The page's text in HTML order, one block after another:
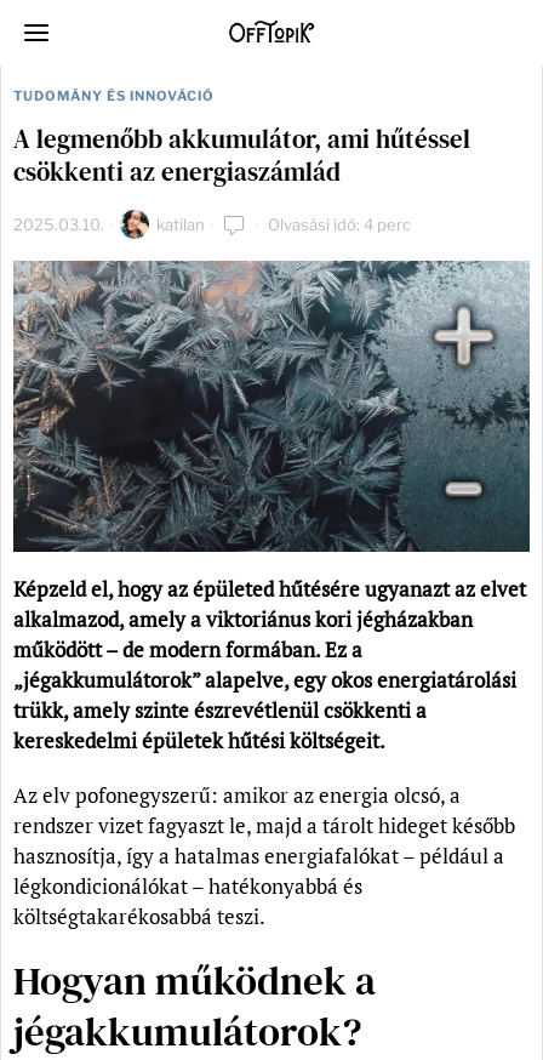
TUDOMÁNY ÉS INNOVÁCIÓ
A legmenőbb akkumulátor, ami hűtéssel
csökkenti az energiaszámlád
2025.03.10. katilan Olvasási idő: 4 perc
Képzeld el, hogy az épületed hűtésére ugyanazt az elvet
alkalmazod, amely a viktoriánus kori jégházakban
működött – de modern formában. Ez a
„jégakkumulátorok” alapelve, egy okos energiatárolási
trükk, amely szinte észrevétlenül csökkenti a
kereskedelmi épületek hűtési költségeit.
Az elv pofonegyszerű: amikor az energia olcsó, a
rendszer vizet fagyaszt le, majd a tárolt hideget később
hasznosítja, így a hatalmas energiafalókat – például a
légkondicionálókat – hatékonyabbá és
költségtakarékosabbá teszi.
Hogyan működnek a
jégakkumulátorok?